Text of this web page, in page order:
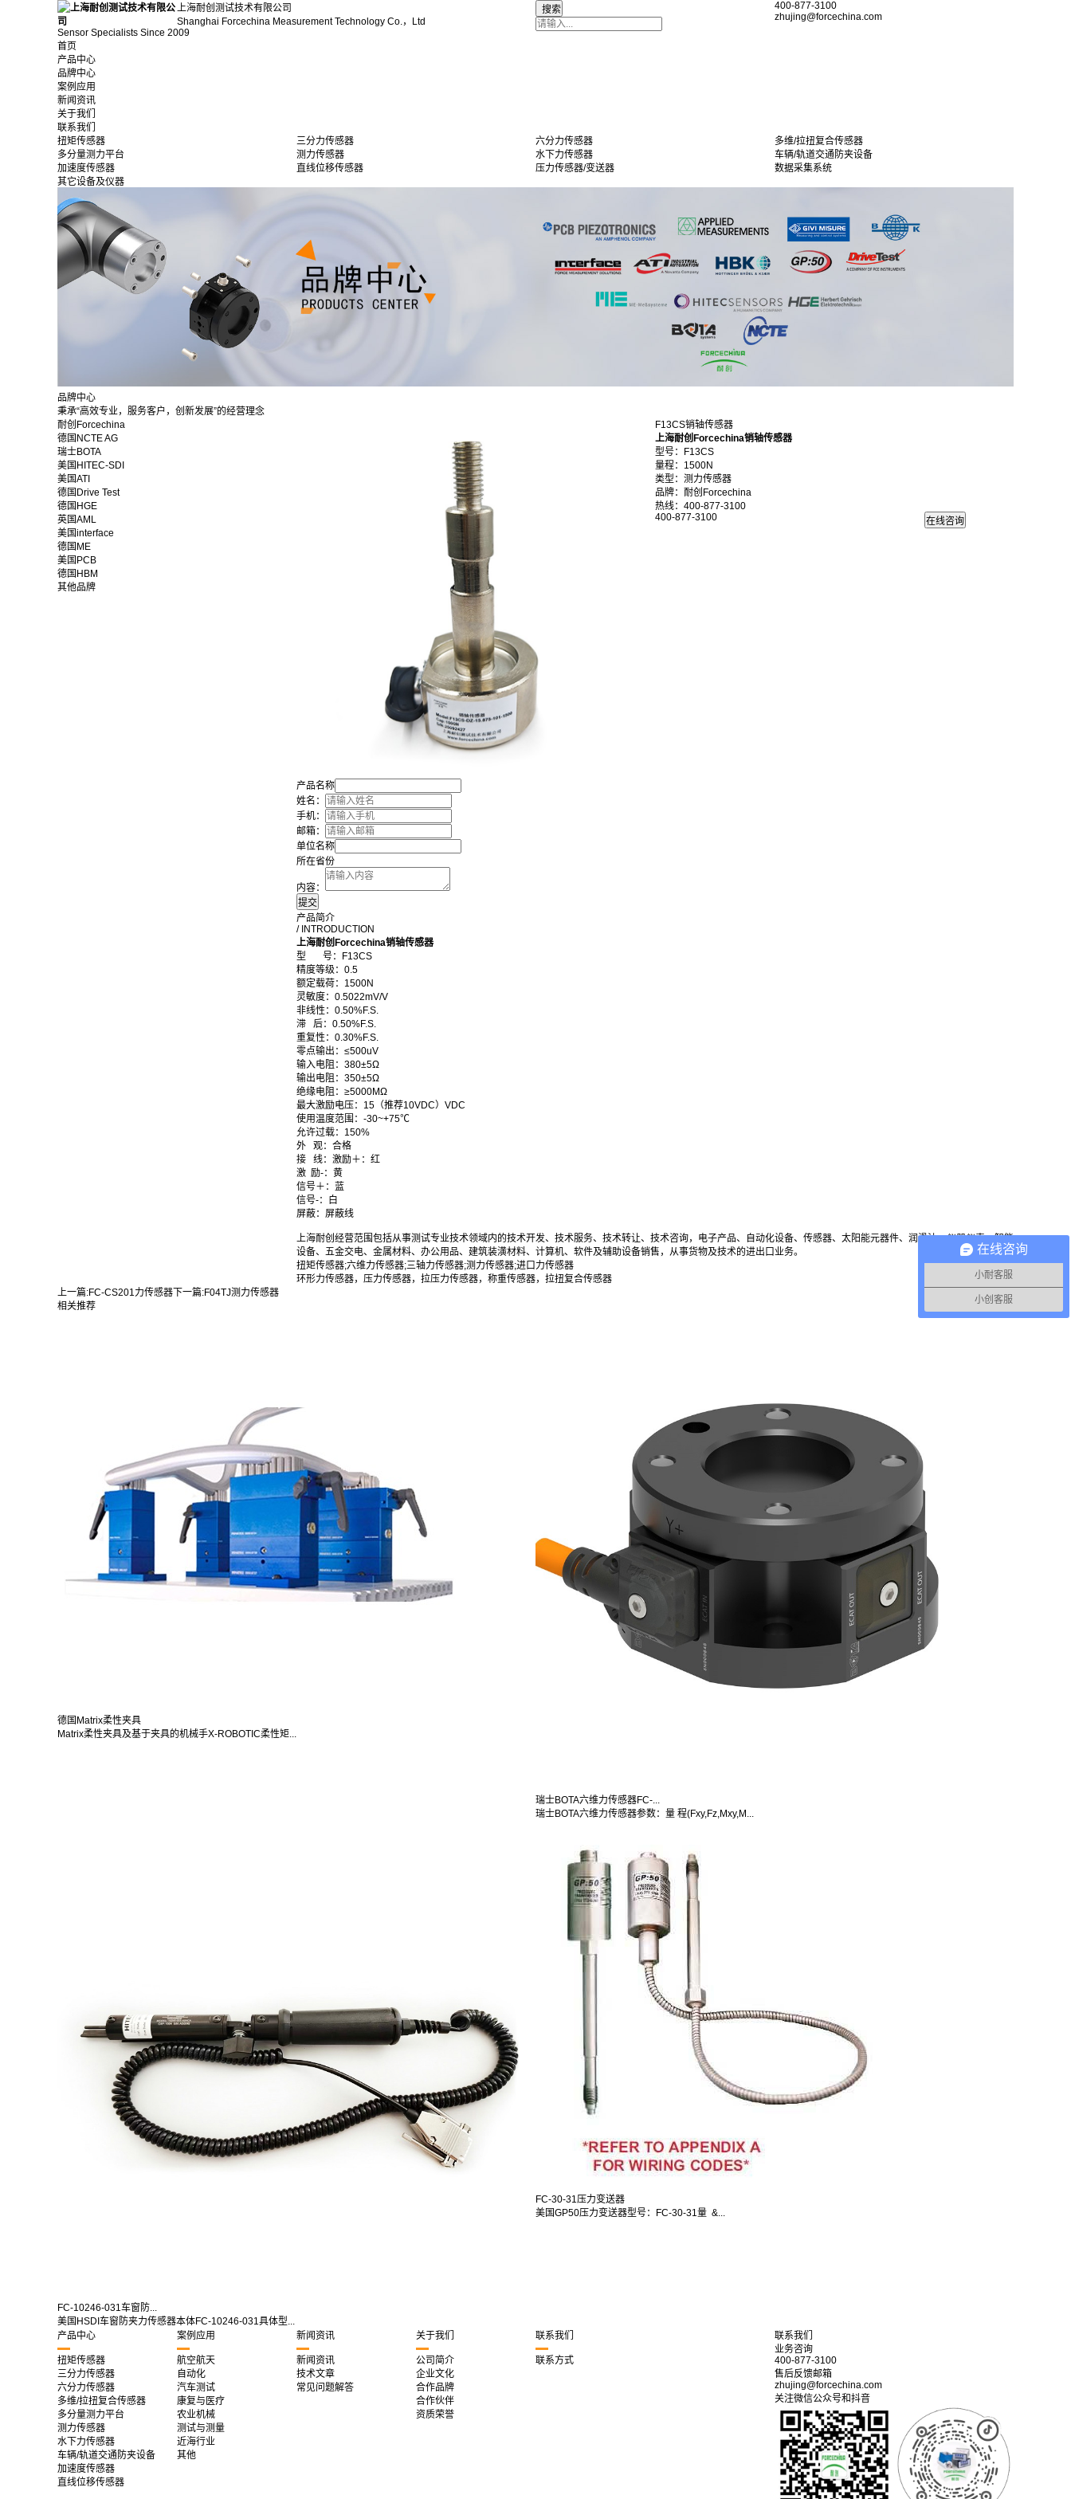
上海耐创测试技术有限公司
Shanghai Forcechina Measurement Technology Co.，Ltd
Sensor Specialists Since 2009
400-877-3100
zhujing@forcechina.com
首页
产品中心
品牌中心
案例应用
新闻资讯
关于我们
联系我们
扭矩传感器
三分力传感器 六分力传感器
多维/拉扭复合传感器
多分量测力平台
测力传感器 水下力传感器
车辆/轨道交通防夹设备
加速度传感器
直线位移传感器 压力传感器/变送器
数据采集系统
其它设备及仪器
品牌中心
秉承“高效专业，服务客户，创新发展”的经营理念
耐创Forcechina
德国NCTE AG
瑞士BOTA
美国HITEC-SDI
美国ATI
德国Drive Test
德国HGE
英国AML
美国interface
德国ME
美国PCB
德国HBM
其他品牌
F13CS销轴传感器
上海耐创Forcechina销轴传感器
型号：F13CS
量程： 1500N
类型：测力传感器
品牌：耐创Forcechina
热线：400-877-3100
400-877-3100
产品名称
姓名：
手机：
邮箱：
单位名称
所在省份
内容：
产品简介
/ INTRODUCTION
上海耐创Forcechina销轴传感器
型 号：F13CS
精度等级：0.5
额定载荷：1500N
灵敏度：0.5022mV/V
非线性：0.50%F.S.
滞 后：0.50%F.S.
重复性：0.30%F.S.
零点输出：≤500uV
输入电阻：380±5Ω
输出电阻：350±5Ω
绝缘电阻：≥5000MΩ
最大激励电压：15（推荐10VDC）VDC
使用温度范围：-30~+75℃
允许过载：150%
外 观：合格
接 线：激励＋：红
激 励-：黄
信号＋：蓝
信号-：白
屏蔽：屏蔽线
上海耐创经营范围包括从事测试专业技术领域内的技术开发、技术服务、技术转让、技术咨询，电子产品、自动化设备、传感器、太阳能元器件、润滑油、仪器仪表、智能
设备、五金交电、金属材料、办公用品、建筑装潢材料、计算机、软件及辅助设备销售，从事货物及技术的进出口业务。
扭矩传感器;六维力传感器;三轴力传感器;测力传感器;进口力传感器
环形力传感器，压力传感器，拉压力传感器，称重传感器，拉扭复合传感器
上一篇:FC-CS201力传感器 下一篇:F04TJ测力传感器
相关推荐
德国Matrix柔性夹具
Matrix柔性夹具及基于夹具的机械手X-ROBOTIC柔性矩...
瑞士BOTA六维力传感器FC-...
瑞士BOTA六维力传感器参数：量 程(Fxy,Fz,Mxy,M...
FC-10246-031车窗防...
美国HSDI车窗防夹力传感器本体FC-10246-031具体型...
FC-30-31压力变送器
美国GP50压力变送器型号：FC-30-31量 &...
产品中心
扭矩传感器
三分力传感器
六分力传感器
多维/拉扭复合传感器
多分量测力平台
测力传感器
水下力传感器
车辆/轨道交通防夹设备
加速度传感器
直线位移传感器
案例应用
航空航天
自动化
汽车测试
康复与医疗
农业机械
测试与测量
近海行业
其他
新闻资讯
新闻资讯
技术文章
常见问题解答
关于我们
公司简介
企业文化
合作品牌
合作伙伴
资质荣誉
联系我们
联系方式
联系我们
业务咨询
400-877-3100
售后反馈邮箱
zhujing@forcechina.com
关注微信公众号和抖音
在线咨询
小耐客服
小创客服